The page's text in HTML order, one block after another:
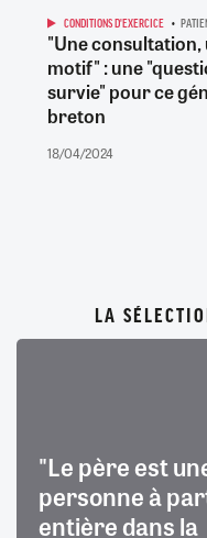
CONDITIONS D'EXERCICE
"Une consultation,
motif" : une
survie" pour ce
breton
18/04/2024
LA
"Le père est
personne à
entière dans la